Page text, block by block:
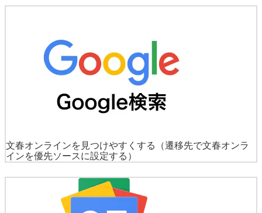
文春オンラインを見つけやすくする
（遷移先で文春オンラ
インを優先ソースに設定する）